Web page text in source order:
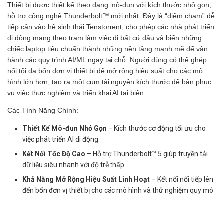
Thiết bị được thiết kế theo dạng mô-đun với kích thước nhỏ gọn,
hỗ trợ công nghệ Thunderbolt™ mới nhất. Đây là “điểm chạm” dễ
tiếp cận vào hệ sinh thái Tenstorrent, cho phép các nhà phát triển
di động mang theo trạm làm việc đi bất cứ đâu và biến những
chiếc laptop tiêu chuẩn thành những nền tảng mạnh mẽ để vận
hành các quy trình AI/ML ngay tại chỗ. Người dùng có thể ghép
nối tối đa bốn đơn vị thiết bị để mở rộng hiệu suất cho các mô
hình lớn hơn, tạo ra một cụm tài nguyên kích thước để bàn phục
vụ việc thực nghiệm và triển khai AI tại biên.
Các Tính Năng Chính:
Thiết Kế Mô-đun Nhỏ Gọn – Kích thước cơ động tối ưu cho
việc phát triển AI di động.
Kết Nối Tốc Độ Cao – Hỗ trợ Thunderbolt™ 5 giúp truyền tải
dữ liệu siêu nhanh với độ trễ thấp.
Khả Năng Mở Rộng Hiệu Suất Linh Hoạt – Kết nối nối tiếp lên
đến bốn đơn vị thiết bị cho các mô hình và thử nghiệm quy mô